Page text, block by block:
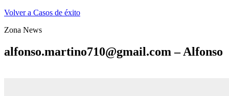
Volver a Casos de éxito
Zona News
alfonso.martino710@gmail.com – Alfonso